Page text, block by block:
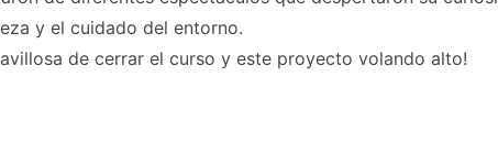
y el cuidado del entorno.
de cerrar el curso y este proyecto volando alto!